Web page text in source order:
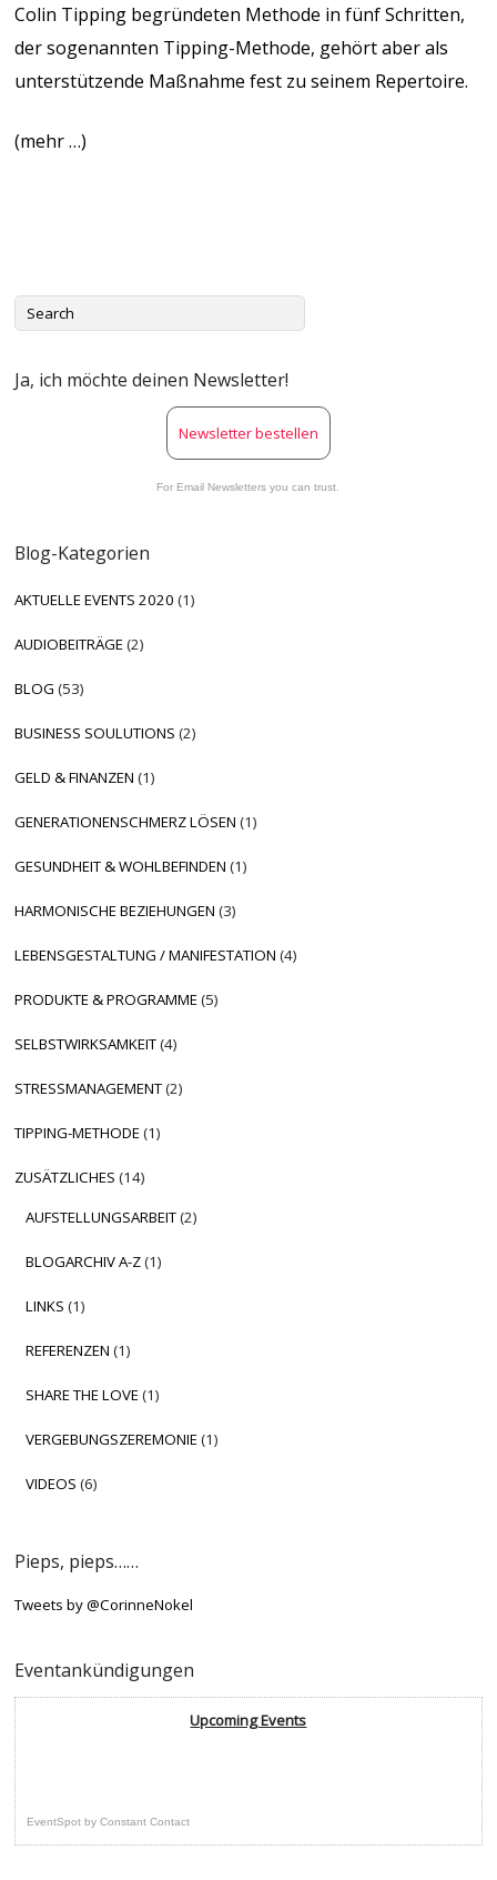
Colin Tipping begründeten Methode in fünf Schritten,
der sogenannten Tipping-Methode, gehört aber als
unterstützende Maßnahme fest zu seinem Repertoire.
(mehr …)
Ja, ich möchte deinen Newsletter!
Newsletter bestellen
For Email Newsletters you can trust.
Blog-Kategorien
AKTUELLE EVENTS 2020 (1)
AUDIOBEITRÄGE(2)
BLOG (53)
BUSINESS SOULUTIONS (2)
GELD & FINANZEN (1)
GENERATIONENSCHMERZ LÖSEN (1)
GESUNDHEIT & WOHLBEFINDEN (1)
HARMONISCHE BEZIEHUNGEN (3)
LEBENSGESTALTUNG / MANIFESTATION (4)
PRODUKTE & PROGRAMME(5)
SELBSTWIRKSAMKEIT(4)
STRESSMANAGEMENT(2)
TIPPING-METHODE(1)
ZUSÄTZLICHES (14)
AUFSTELLUNGSARBEIT(2)
BLOGARCHIV A-Z(1)
LINKS (1)
REFERENZEN (1)
SHARE THE LOVE(1)
VERGEBUNGSZEREMONIE(1)
VIDEOS (6)
Pieps, pieps……
Tweets by @CorinneNokel
Eventankündigungen
Upcoming Events
EventSpot byConstant Contact